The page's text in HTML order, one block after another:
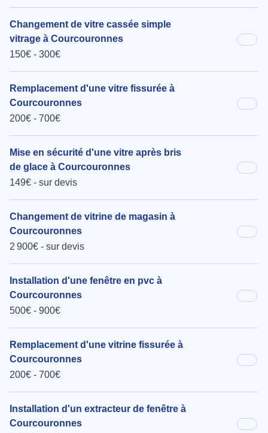
Changement de vitre cassée simple
vitrage à Courcouronnes
150€ - 300€
Remplacement d'une vitre fissurée à
Courcouronnes
200€ - 700€
Mise en sécurité d'une vitre après bris
de glace à Courcouronnes
149€ - sur devis
Changement de vitrine de magasin à
Courcouronnes
2 900€ - sur devis
Installation d'une fenêtre en pvc à
Courcouronnes
500€ - 900€
Remplacement d'une vitrine fissurée à
Courcouronnes
200€ - 700€
Installation d'un extracteur de fenêtre à
Courcouronnes